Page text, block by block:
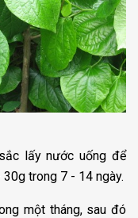
lấy nước uống để
trong 7 - 14 ngày.
một tháng, sau đó